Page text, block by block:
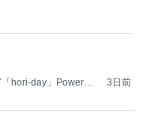
hori-day」Powered
3日前